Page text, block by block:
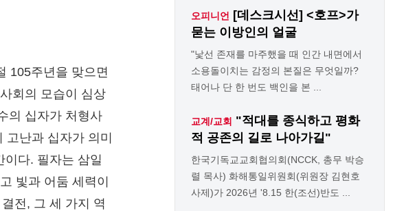
105주년을 맞으면
회의 모습이 심상
의 십자가 처형사
난과 십자가 의미
다. 필자는 삼일
빛과 어둠 세력이
전, 그 세 가지 역
오피니언
[데스크시선] <호프>가
묻는 이방인의 얼굴
"낯선 존재를 마주했을 때 인간 내면에서
소용돌이치는 감정의 본질은 무엇일까?
태어나 단 한 번도 백인을 본 ...
교계/교회 "적대를 종식하고 평화
적 공존의 길로 나아가길"
한국기독교교회협의회(NCCK, 총무 박승
렬 목사) 화해통일위원회(위원장 김현호
사제)가 2026년 '8.15 한(조선)반도 ...